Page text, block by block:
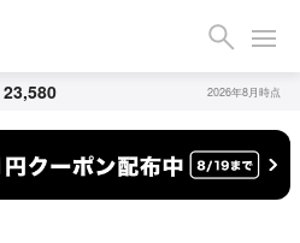
23,580 2026年8月時点